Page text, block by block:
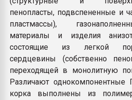
пенопласты, подвспененные и
пластмассы),
материалы и изделия
состоящие из легкой
сердцевины (собственно
переходящей в монолитную
Различают
корка выполнены из